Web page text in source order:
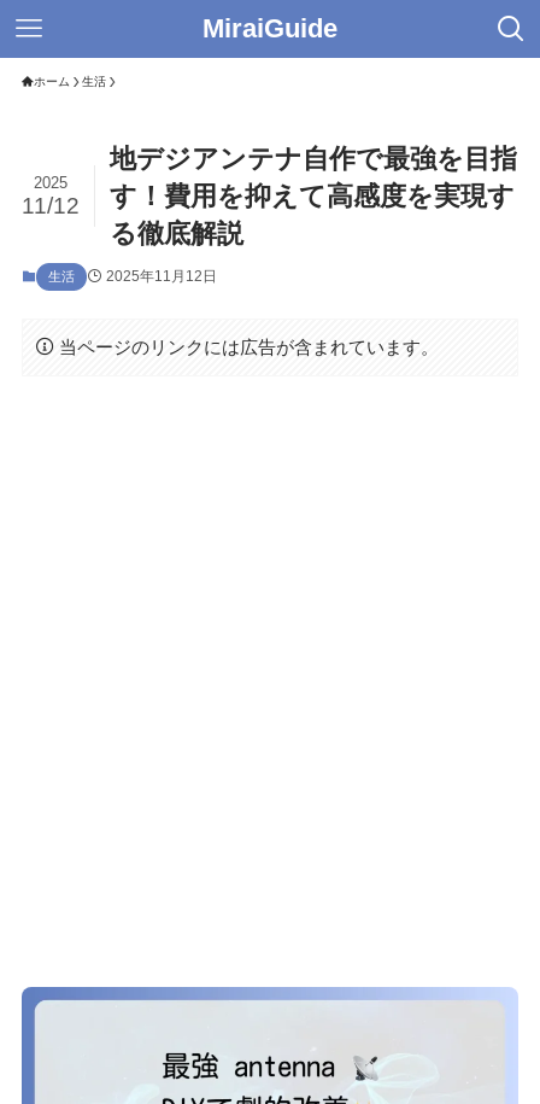
MiraiGuide
ホーム 生活
地デジアンテナ自作で最強を目指
す！費用を抑えて高感度を実現す
る徹底解説
2025
11/12
生活 2025年11月12日
当ページのリンクには広告が含まれています。